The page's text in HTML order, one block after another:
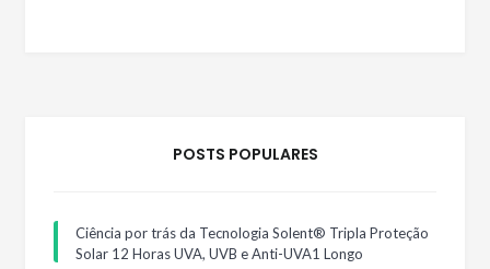
POSTS POPULARES
Ciência por trás da Tecnologia Solent® Tripla Proteção
Solar 12 Horas UVA, UVB e Anti-UVA1 Longo